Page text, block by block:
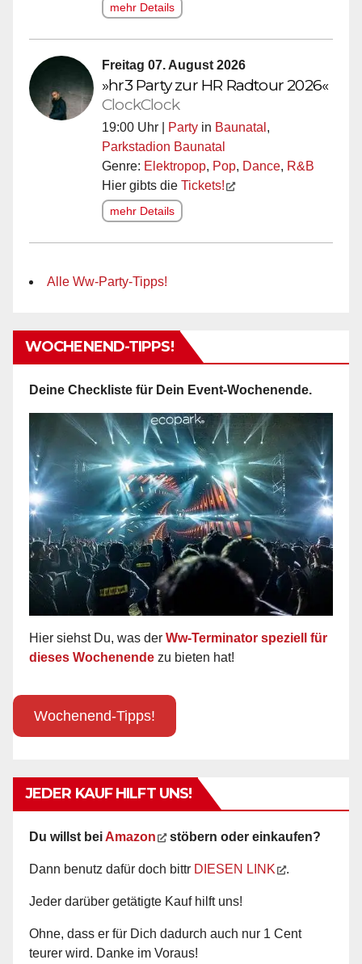
mehr Details
Freitag 07. August 2026
»hr3 Party zur HR Radtour 2026«
ClockClock
19:00 Uhr | Party in Baunatal ,
Parkstadion Baunatal
Genre: Elektropop, Pop, Dance, R&B
Hier gibts die Tickets!
mehr Details
Alle Ww-Party-Tipps!
WOCHENEND-TIPPS!
Deine Checkliste für Dein Event-Wochenende.
Hier siehst Du, was der Ww-Terminator speziell für
dieses Wochenende zu bieten hat!
Wochenend-Tipps!
JEDER KAUF HILFT UNS!
Du willst bei Amazon stöbern oder einkaufen?
Dann benutz dafür doch bittr DIESEN LINK .
Jeder darüber getätigte Kauf hilft uns!
Ohne, dass er für Dich dadurch auch nur 1 Cent
teurer wird. Danke im Voraus!